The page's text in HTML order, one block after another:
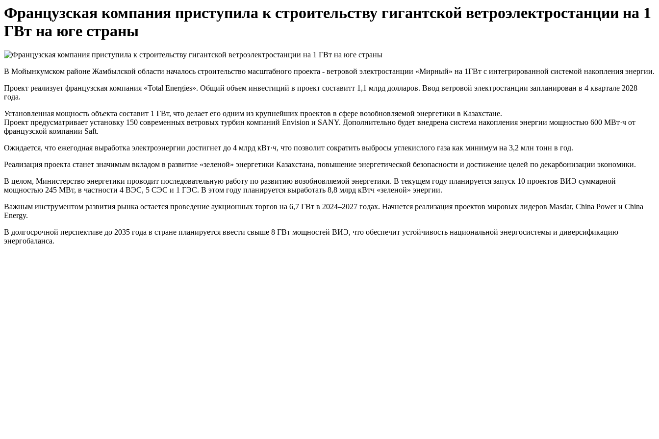
Французская компания приступила к строительству гигантской ветроэлектростанции на 1
ГВт на юге страны
В Мойынкумском районе Жамбылской области началось строительство масштабного проекта - ветровой электростанции «Мирный» на 1ГВт с интегрированной системой накопления энергии.
Проект реализует французская компания «Total Energies». Общий объем инвестиций в проект составитт 1,1 млрд долларов. Ввод ветровой электростанции запланирован в 4 квартале 2028
года.
Установленная мощность объекта составит 1 ГВт, что делает его одним из крупнейших проектов в сфере возобновляемой энергетики в Казахстане.
Проект предусматривает установку 150 современных ветровых турбин компаний Envision и SANY. Дополнительно будет внедрена система накопления энергии мощностью 600 МВт·ч от
французской компании Saft.
Ожидается, что ежегодная выработка электроэнергии достигнет до 4 млрд кВт·ч, что позволит сократить выбросы углекислого газа как минимум на 3,2 млн тонн в год.
Реализация проекта станет значимым вкладом в развитие «зеленой» энергетики Казахстана, повышение энергетической безопасности и достижение целей по декарбонизации экономики.
В целом, Министерство энергетики проводит последовательную работу по развитию возобновляемой энергетики. В текущем году планируется запуск 10 проектов ВИЭ суммарной
мощностью 245 МВт, в частности 4 ВЭС, 5 СЭС и 1 ГЭС. В этом году планируется выработать 8,8 млрд кВтч «зеленой» энергии.
Важным инструментом развития рынка остается проведение аукционных торгов на 6,7 ГВт в 2024–2027 годах. Начнется реализация проектов мировых лидеров Masdar, China Power и China
Energy.
В долгосрочной перспективе до 2035 года в стране планируется ввести свыше 8 ГВт мощностей ВИЭ, что обеспечит устойчивость национальной энергосистемы и диверсификацию
энергобаланса.